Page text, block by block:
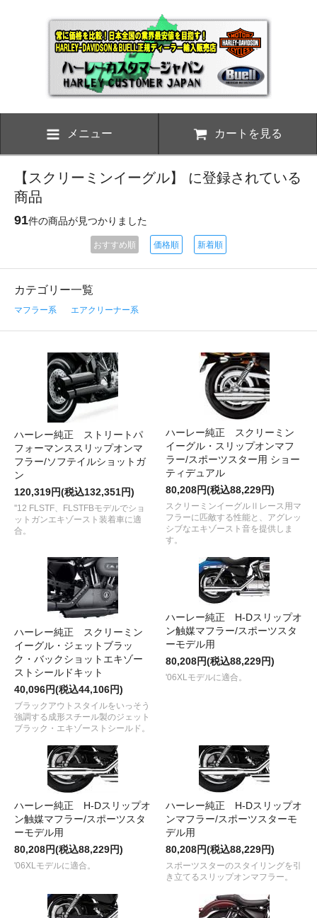
メニュー カートを見る
【スクリーミンイーグル】 に登録されている
商品
91件の商品が見つかりました
おすすめ順 価格順 新着順
カテゴリー一覧
マフラー系 エアクリーナー系
ハーレー純正 ストリートパ
フォーマンススリップオンマ
フラー/ソフテイルショットガ
ン
120,319円(税込132,351円)
''12 FLSTF、FLSTFBモデルでショ
ットガンエキゾースト装着車に適
合。
ハーレー純正 スクリーミン
イーグル・スリップオンマフ
ラー/スポーツスター用 ショー
ティデュアル
80,208円(税込88,229円)
スクリーミンイーグルⅡレース用マ
フラーに匹敵する性能と、アグレッ
シブなエキゾースト音を提供しま
す。
ハーレー純正 スクリーミン
イーグル・ジェットブラッ
ク・バックショットエキゾー
ストシールドキット
40,096円(税込44,106円)
ブラックアウトスタイルをいっそう
強調する成形スチール製のジェット
ブラック・エキゾーストシールド。
ハーレー純正 H-Dスリップオ
ン触媒マフラー/スポーツスタ
ーモデル用
80,208円(税込88,229円)
'06XLモデルに適合。
ハーレー純正 H-Dスリップオ
ン触媒マフラー/スポーツスタ
ーモデル用
80,208円(税込88,229円)
'06XLモデルに適合。
ハーレー純正 H-Dスリップオ
ンマフラー/スポーツスターモ
デル用
80,208円(税込88,229円)
スポーツスターのスタイリングを引
き立てるスリップオンマフラー。